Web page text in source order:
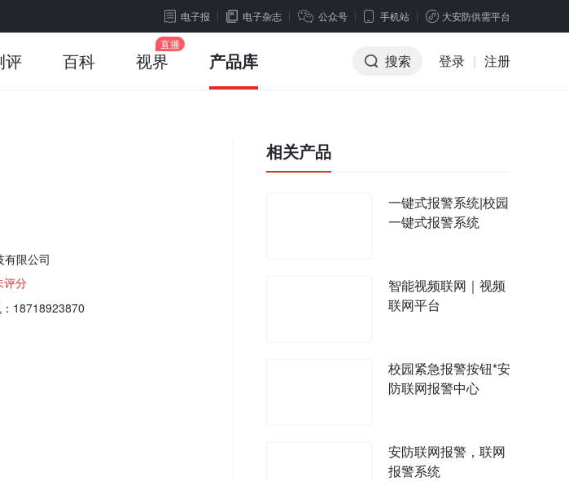
电子报 电子杂志 公众号 手机站 大安防供需平台
评 百科 视界 产品库 搜索 登录 | 注册
有限公司
评分
18718923870
相关产品
一键式报警系统|校园
一键式报警系统
智能视频联网｜视频
联网平台
校园紧急报警按钮*安
防联网报警中心
安防联网报警，联网
报警系统